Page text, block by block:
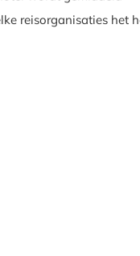
reisorganisaties het